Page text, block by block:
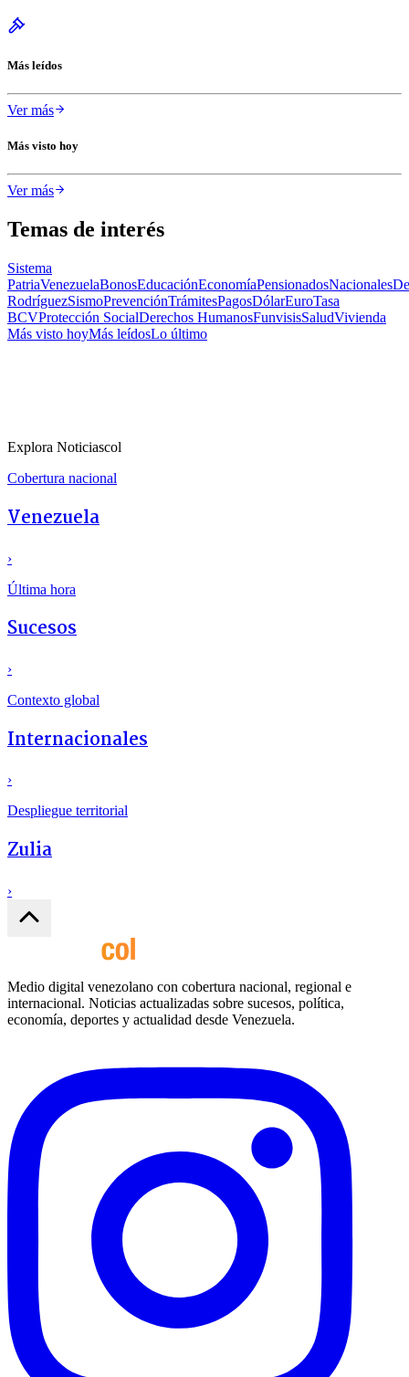
Más leídos
Ver más
Más visto hoy
Ver más
Temas de interés
Sistema
PatriaVenezuelaBonosEducaciónEconomíaPensionadosNacionales
RodríguezSismoPrevenciónTrámitesPagosDólarEuroTasa
BCVProtección SocialDerechos HumanosFunvisisSaludVivienda
Más visto hoyMás leídosLo último
Explora Noticiascol
Cobertura nacional
Venezuela
›
Última hora
Sucesos
›
Contexto global
Internacionales
›
Despliegue territorial
Zulia
›
Medio digital venezolano con cobertura nacional, regional e
internacional. Noticias actualizadas sobre sucesos, política,
economía, deportes y actualidad desde Venezuela.